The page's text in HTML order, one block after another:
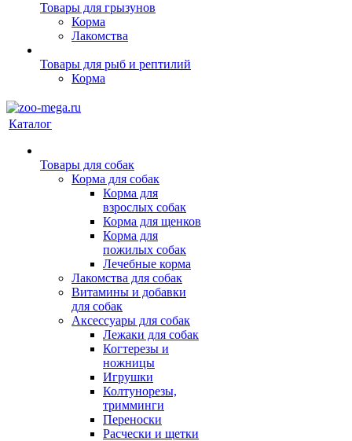
Товары для грызунов
Корма
Лакомства
Товары для рыб и рептилий
Корма
Каталог
Товары для собак
Корма для собак
Корма для
взрослых собак
Корма для щенков
Корма для
пожилых собак
Лечебные корма
Лакомства для собак
Витамины и добавки
для собак
Аксессуары для собак
Лежаки для собак
Когтерезы и
ножницы
Игрушки
Колтунорезы,
тримминги
Переноски
Расчески и щетки